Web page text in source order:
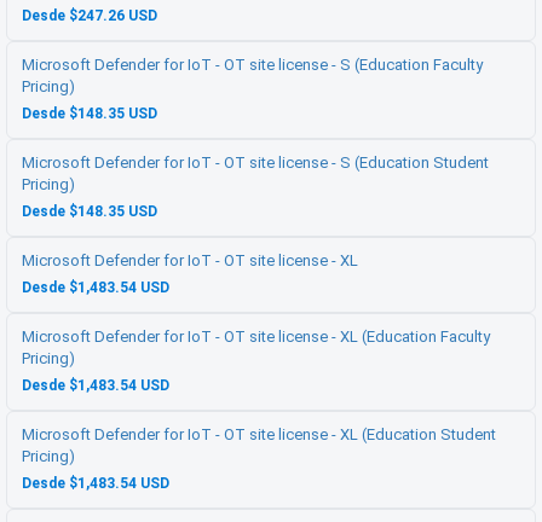
Desde $247.26 USD
Microsoft Defender for IoT - OT site license - S (Education Faculty
Pricing)
Desde $148.35 USD
Microsoft Defender for IoT - OT site license - S (Education Student
Pricing)
Desde $148.35 USD
Microsoft Defender for IoT - OT site license - XL
Desde $1,483.54 USD
Microsoft Defender for IoT - OT site license - XL (Education Faculty
Pricing)
Desde $1,483.54 USD
Microsoft Defender for IoT - OT site license - XL (Education Student
Pricing)
Desde $1,483.54 USD